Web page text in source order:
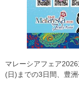
マレーシアフェア
(日)までの3日間、豊洲